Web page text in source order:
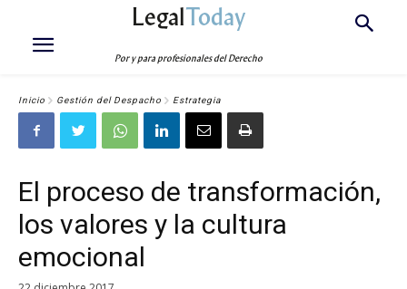
LegalToday
Por y para profesionales del Derecho
Inicio Gestión del Despacho Estrategia
El proceso de transformación,
los valores y la cultura
emocional